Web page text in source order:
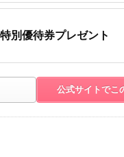
別優待券プレゼント
公式サイトでこ